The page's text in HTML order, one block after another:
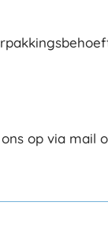
op via mail